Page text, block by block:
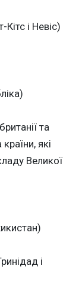
і Невіс)
та
які
Великої
і